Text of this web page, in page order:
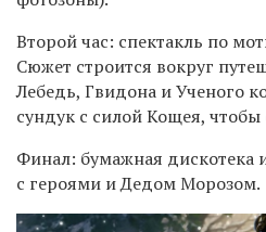
Второй час: спектакль по
Сюжет строится вокруг
Лебедь, Гвидона и Ученого
сундук с силой Кощея, чтобы
Финал: бумажная дискотека
с героями и Дедом Морозом.